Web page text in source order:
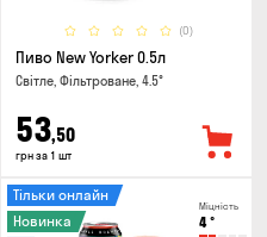
(0)
Пиво New Yorker 0.5л
Світле, Фільтроване, 4.5°
53,50
грн за 1 шт
Міцність
4°
Тільки онлайн
Новинка